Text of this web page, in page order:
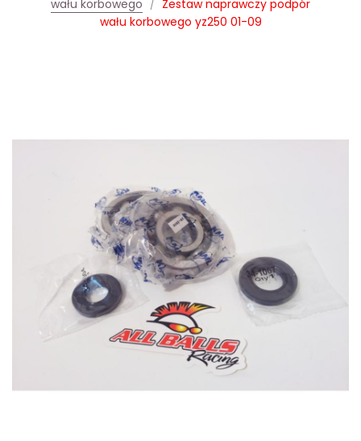
wału korbowego
Zestaw naprawczy podpór
wału korbowego yz250 01-09